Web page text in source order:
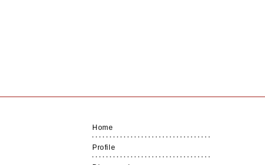
Home
Profile